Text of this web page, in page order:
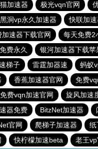
加速器 极光vqn官网
黑洞vp永久加速器 快联加速
速器下载官网
每天免费2
费永久
银河加速器下载苹
梯子
雷霆加器速
蚂蚁
香蕉加速器官网
免费
免费vqn加速官网
旋风加速
器免费
BitzNet加速器
官网 爬梯子加速器
纸
快柠檬加速beta 老王